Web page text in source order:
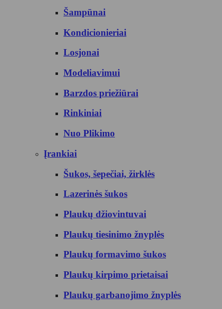
Šampūnai
Kondicionieriai
Losjonai
Modeliavimui
Barzdos priežiūrai
Rinkiniai
Nuo Plikimo
Įrankiai
Šukos, šepečiai, žirklės
Lazerinės šukos
Plaukų džiovintuvai
Plaukų tiesinimo žnyplės
Plaukų formavimo šukos
Plaukų kirpimo prietaisai
Plaukų garbanojimo žnyplės